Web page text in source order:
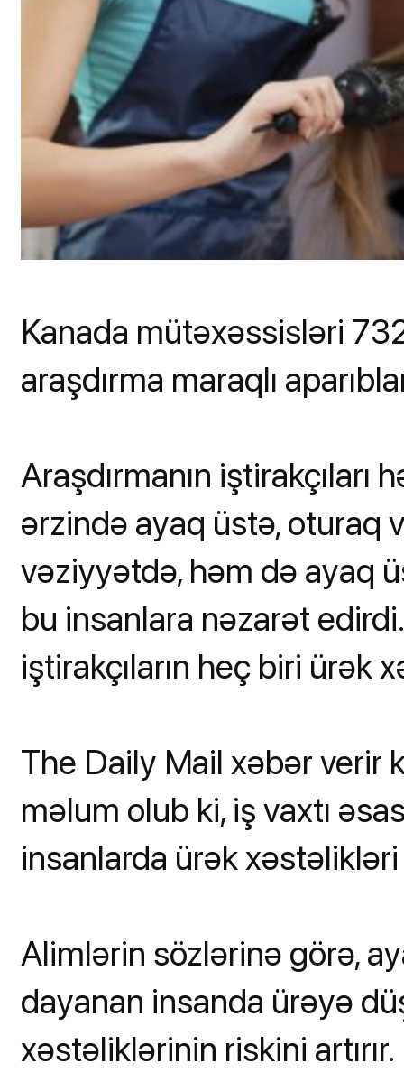
Kanada mütəxəssisləri
araşdırma maraqlı
Araşdırmanın iştirakçıları
ərzində ayaq üstə, oturaq
vəziyyətdə, həm də ayaq
bu insanlara nəzarət
iştirakçıların heç biri
The Daily Mail xəbər verir
məlum olub ki, iş vaxtı
insanlarda ürək
Alimlərin sözlərinə görə,
dayanan insanda ürəyə
xəstəliklərinin riskini artırır.